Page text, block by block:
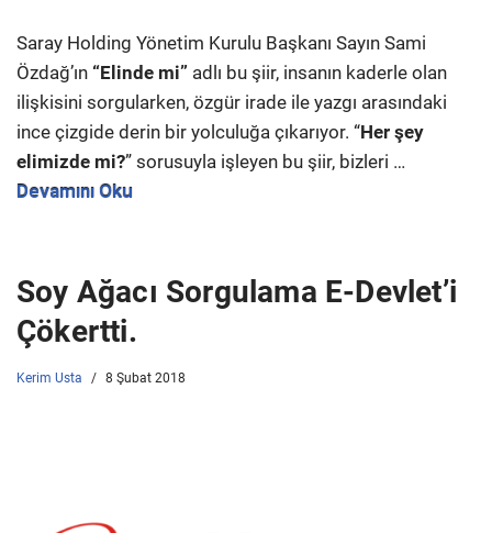
Saray Holding Yönetim Kurulu Başkanı Sayın Sami
Özdağ’ın “Elinde mi” adlı bu şiir, insanın kaderle olan
ilişkisini sorgularken, özgür irade ile yazgı arasındaki
ince çizgide derin bir yolculuğa çıkarıyor. “Her şey
elimizde mi?” sorusuyla işleyen bu şiir, bizleri …
Devamını Oku
Soy Ağacı Sorgulama E-Devlet’i
Çökertti.
Kerim Usta 8 Şubat 2018